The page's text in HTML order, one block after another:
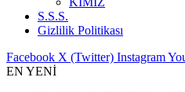
S.S.S.
Gizlilik Politikası
Facebook X (Twitter) Instagram
EN YENİ